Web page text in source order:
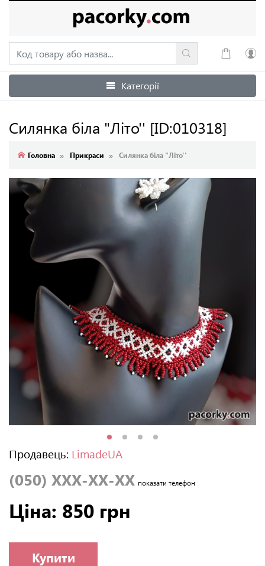
Увійти
Категорії
Силянка біла "Літо'' [ID:010318]
Головна Прикраси Силянка біла "Літо''
Продавець: LimadeUA
(050) XXX-XX-XX показати телефон
Ціна: 850 грн
Купити